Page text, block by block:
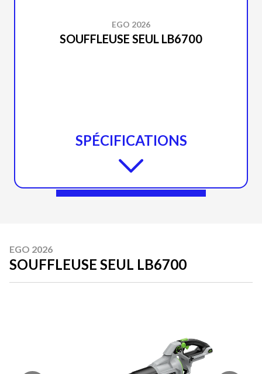
EGO 2026
SOUFFLEUSE SEUL LB6700
SPÉCIFICATIONS
EGO 2026
SOUFFLEUSE SEUL LB6700